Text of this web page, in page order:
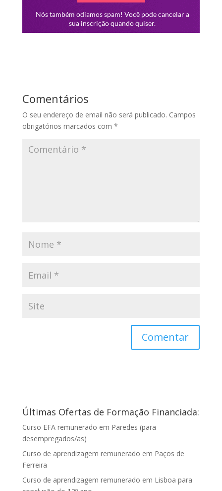
Comentários
O seu endereço de email não será publicado. Campos
obrigatórios marcados com *
Últimas Ofertas de Formação Financiada:
Curso EFA remunerado em Paredes (para
desempregados/as)
Curso de aprendizagem remunerado em Paços de
Ferreira
Curso de aprendizagem remunerado em Lisboa para